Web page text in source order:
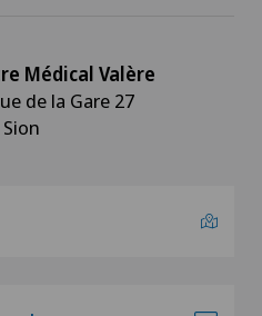
Médical Valère
de la Gare 27